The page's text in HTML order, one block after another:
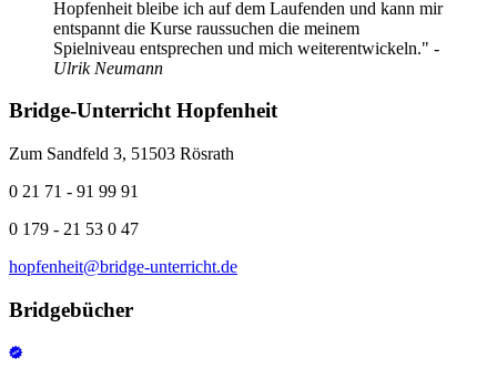
Hopfenheit bleibe ich auf dem Laufenden und kann mir
entspannt die Kurse raussuchen die meinem
Spielniveau entsprechen und mich weiterentwickeln." -
Ulrik Neumann
Bridge-Unterricht Hopfenheit
Zum Sandfeld 3, 51503 Rösrath
0 21 71 - 91 99 91
0 179 - 21 53 0 47
hopfenheit@bridge-unterricht.de
Bridgebücher